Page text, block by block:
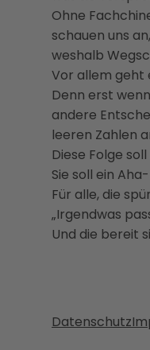
Ohne
schauen uns
weshalb
Vor allem geht
Denn erst
andere
leeren Zahlen
Diese Folge
Sie soll ein
Für alle, die
„Irgendwas
Und die bereit
Datenschutz